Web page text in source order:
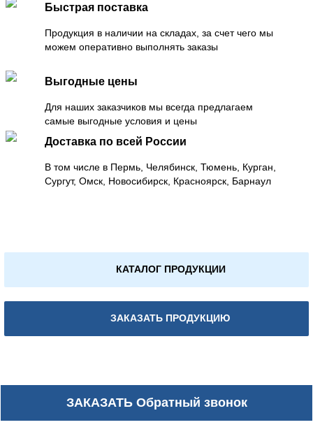
Быстрая поставка
Продукция в наличии на складах, за счет чего мы
можем оперативно выполнять заказы
Выгодные цены
Для наших заказчиков мы всегда предлагаем
самые выгодные условия и цены
Доставка по всей России
В том числе в Пермь, Челябинск, Тюмень, Курган,
Сургут, Омск, Новосибирск, Красноярск, Барнаул
КАТАЛОГ ПРОДУКЦИИ
ЗАКАЗАТЬ ПРОДУКЦИЮ
ЗАКАЗАТЬОбратный звонок